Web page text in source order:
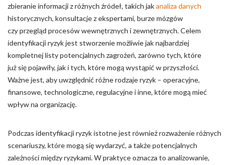
zbieranie informacji z różnych źródeł, takich jakanaliza danych
historycznych, konsultacje z ekspertami, burze mózgów
czy przegląd procesów wewnętrznych i zewnętrznych. Celem
identyfikacji ryzyk jest stworzenie możliwie jak najbardziej
kompletnej listy potencjalnych zagrożeń, zarówno tych, które
już się pojawiły, jak i tych, które mogą wystąpić w przyszłości.
Ważne jest, aby uwzględnić różne rodzaje ryzyk – operacyjne,
finansowe, technologiczne, regulacyjne i inne, które mogą mieć
wpływ na organizację.
Podczas identyfikacji ryzyk istotne jest również rozważenie różnych
scenariuszy, które mogą się wydarzyć, a także potencjalnych
zależności między ryzykami. W praktyce oznacza to analizowanie,